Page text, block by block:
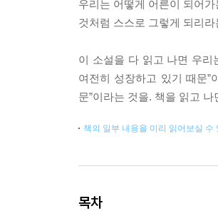
우리는 어떻게 어른이 되어
것처럼 스스로 그렇게 되리
이 소설을 다 읽고 나면 우리
여전히 성장하고 있기 때문
문”이라는 것을. 책을 읽고
책의 일부 내용을 미리 읽어보실 수
목차